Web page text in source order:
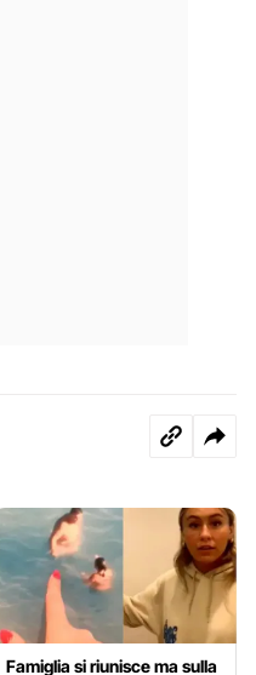
Famiglia si riunisce ma sulla